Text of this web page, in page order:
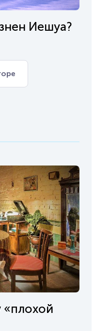
Иешуа?
«плохой